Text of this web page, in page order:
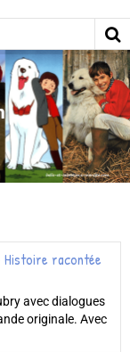
racontée
avec dialogues
originale. Avec